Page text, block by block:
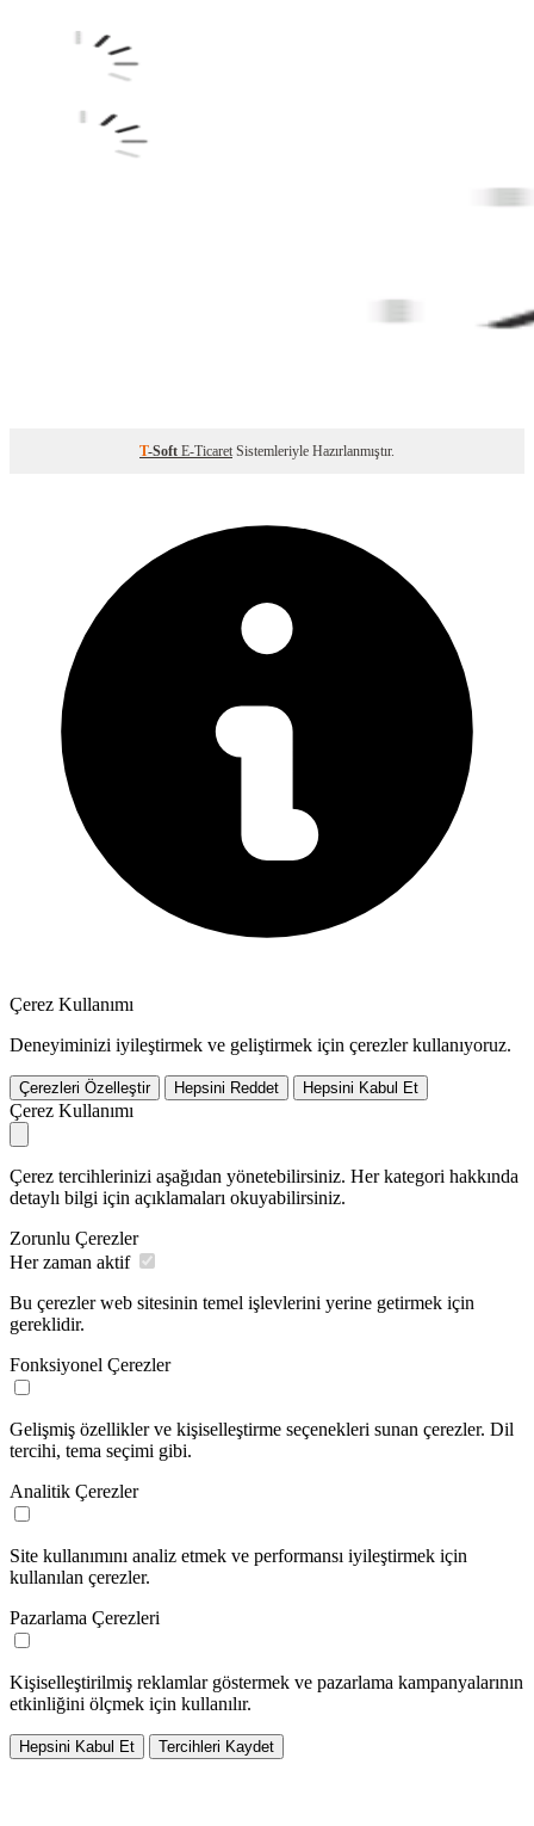
T-Soft E-Ticaret Sistemleriyle Hazırlanmıştır.
Çerez Kullanımı
Deneyiminizi iyileştirmek ve geliştirmek için çerezler kullanıyoruz.
Çerezleri Özelleştir Hepsini Reddet Hepsini Kabul Et
Çerez Kullanımı
Çerez tercihlerinizi aşağıdan yönetebilirsiniz. Her kategori hakkında
detaylı bilgi için açıklamaları okuyabilirsiniz.
Zorunlu Çerezler
Her zaman aktif
Bu çerezler web sitesinin temel işlevlerini yerine getirmek için
gereklidir.
Fonksiyonel Çerezler
Gelişmiş özellikler ve kişiselleştirme seçenekleri sunan çerezler. Dil
tercihi, tema seçimi gibi.
Analitik Çerezler
Site kullanımını analiz etmek ve performansı iyileştirmek için
kullanılan çerezler.
Pazarlama Çerezleri
Kişiselleştirilmiş reklamlar göstermek ve pazarlama kampanyalarının
etkinliğini ölçmek için kullanılır.
Hepsini Kabul Et Tercihleri Kaydet